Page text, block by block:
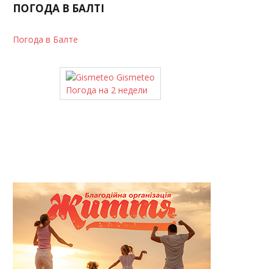
ПОГОДА В БАЛТІ
Погода в Балте
Gismeteo
Погода на 2 недели